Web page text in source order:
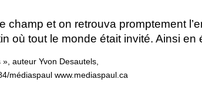
et on retrouva promptement
où tout le monde était invité. Ainsi
auteur Yvon Desautels,
médiaspaul www.mediaspaul.ca